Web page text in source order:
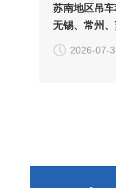
苏南地区吊
无锡、常州
装服务指南
2026-07-